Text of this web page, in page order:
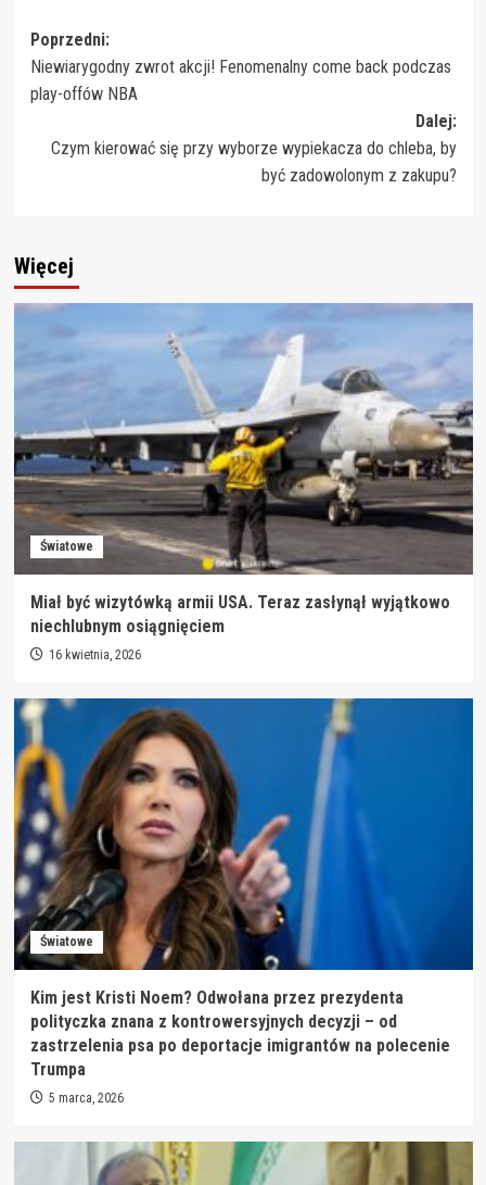
Zobacz
wpisy
Poprzedni:
Niewiarygodny zwrot akcji! Fenomenalny come back podczas
play-offów NBA
Dalej:
Czym kierować się przy wyborze wypiekacza do chleba, by
być zadowolonym z zakupu?
Więcej
Światowe
Miał być wizytówką armii USA. Teraz zasłynął wyjątkowo
niechlubnym osiągnięciem
16 kwietnia, 2026
Światowe
Kim jest Kristi Noem? Odwołana przez prezydenta
polityczka znana z kontrowersyjnych decyzji – od
zastrzelenia psa po deportacje imigrantów na polecenie
Trumpa
5 marca, 2026